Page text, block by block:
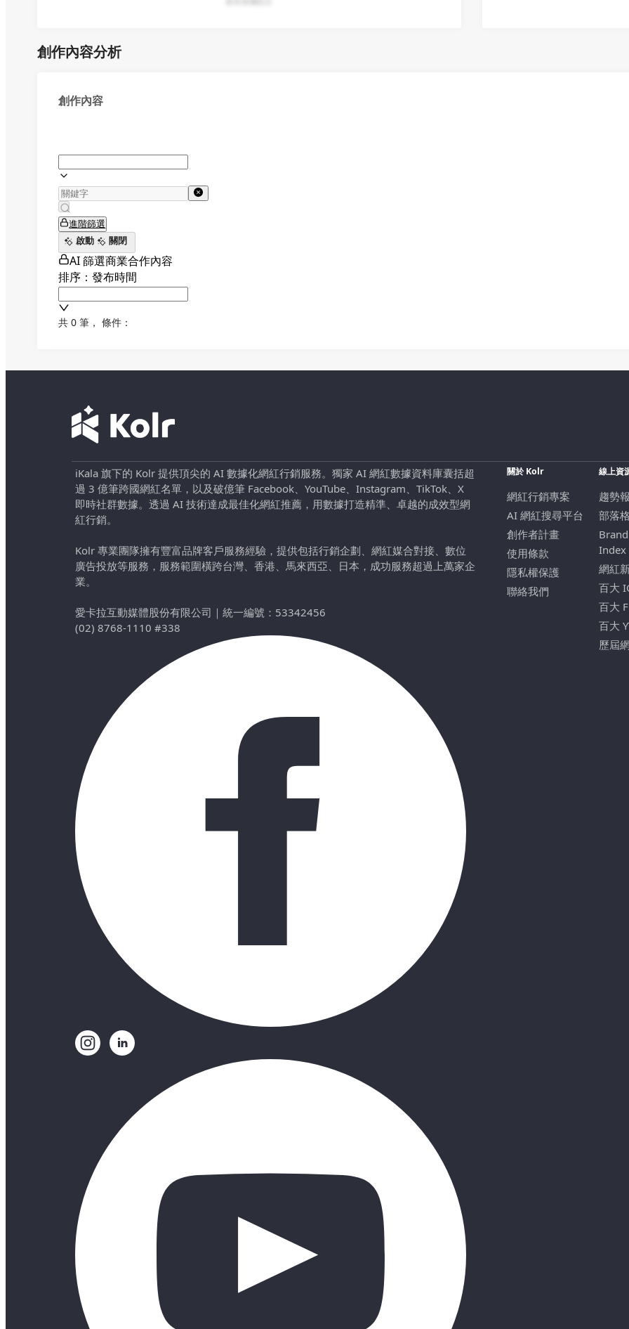
創作內容分析
創作內容
進階篩選
啟動
關閉
AI 篩選商業合作內容
排序：發布時間
共 0 筆 ， 條件：
iKala 旗下的 Kolr 提供頂尖的 AI 數據化網紅行銷服務。獨家 AI 網紅數據資料庫囊括超
過 3 億筆跨國網紅名單，以及破億筆 Facebook、YouTube、Instagram、TikTok、X
即時社群數據。透過 AI 技術達成最佳化網紅推薦，用數據打造精準、卓越的成效型網
紅行銷。
Kolr 專業團隊擁有豐富品牌客戶服務經驗，提供包括行銷企劃、網紅媒合對接、數位
廣告投放等服務，服務範圍橫跨台灣、香港、馬來西亞、日本，成功服務超過上萬家企
業。
愛卡拉互動媒體股份有限公司 ｜ 統一編號：53342456
(02) 8768-1110 #338
關於 Kolr
網紅行銷專案
AI 網紅搜尋平台
創作者計畫
使用條款
隱私權保護
聯絡我們
線上資
趨勢
部落格
Index
網紅
百大
百大
百大
歷屆